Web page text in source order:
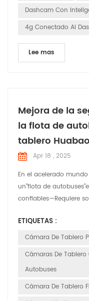
Dashcam Con
4g Conectado Ai
Lee mas
Mejora de la
la flota de
tablero Huabao
Apr 18 , 2025
En el acelerado
un"flota de
confiables—Requiere
operativa."Cámara de
vanguardia"Cámara
operadores de ...
ETIQUETAS :
Cámara De Tablero
Cámaras De
Autobuses
Cámara De Tablero